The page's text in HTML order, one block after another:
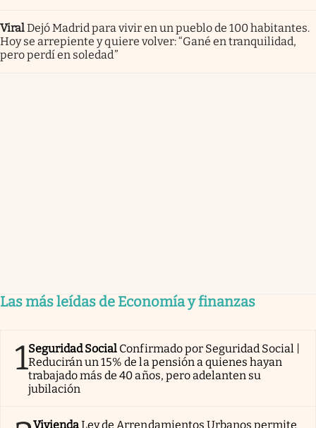
ViralDejó Madrid para vivir en un pueblo de 100 habitantes.
Hoy se arrepiente y quiere volver: “Gané en tranquilidad,
pero perdí en soledad”
Las más leídas de Economía y finanzas
1Seguridad Social Confirmado por Seguridad Social |
Reducirán un 15% de la pensión a quienes hayan
trabajado más de 40 años, pero adelanten su
jubilación
ViviendaLey de Arrendamientos Urbanos permite